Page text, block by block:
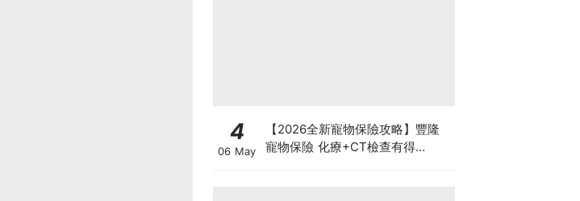
4
06 May
【2026全新寵物保險攻略】豐隆
寵物保險 化療+CT檢查有得